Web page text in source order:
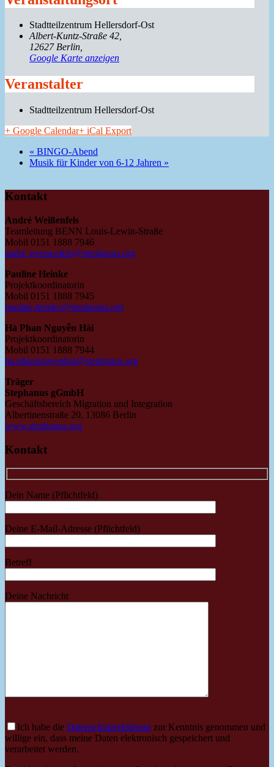
Stadtteilzentrum Hellersdorf-Ost
Albert-Kuntz-Straße 42
12627 Berlin,
Google Karte anzeigen
Veranstalter
Stadtteilzentrum Hellersdorf-Ost
+ Google Calendar+ iCal Export
« BINGO-Abend
Musik für Kinder von 6-12 Jahren »
Kontakt
André Weißenfels
Teamleitung BENN Louis-Lewin-Straße
Mobil 0151 1888 7946
andre.weissenfels@stephanus.org
Pauline Heinke
Projektkoordinatorin
Mobil 0151 1888 7945
pauline.heinke@stephanus.org
Hà Phan Nguyễn Hải
Projektkoordinatorin
Mobil 0151 1888 7944
ha.phannguyenhai@stephanus.org
Träger
Stephanus gGmbH
Geschäftsbereich Migration und Integration
Albertinenstraße 20, 13086 Berlin
www.stephanus.org
Kontakt
Dein Name (Pflichtfeld)
Deine E-Mail-Adresse (Pflichtfeld)
Betreff
Deine Nachricht
Ich habe die Datenschutzerklärung zur Kenntnis genommen und
willige ein, dass meine Daten elektronisch gespeichert und
verarbeitet werden.